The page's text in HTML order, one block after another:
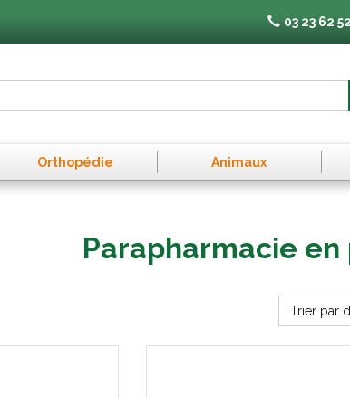
03 23 62
Orthopédie Animaux
Parapharmacie en
Trier par